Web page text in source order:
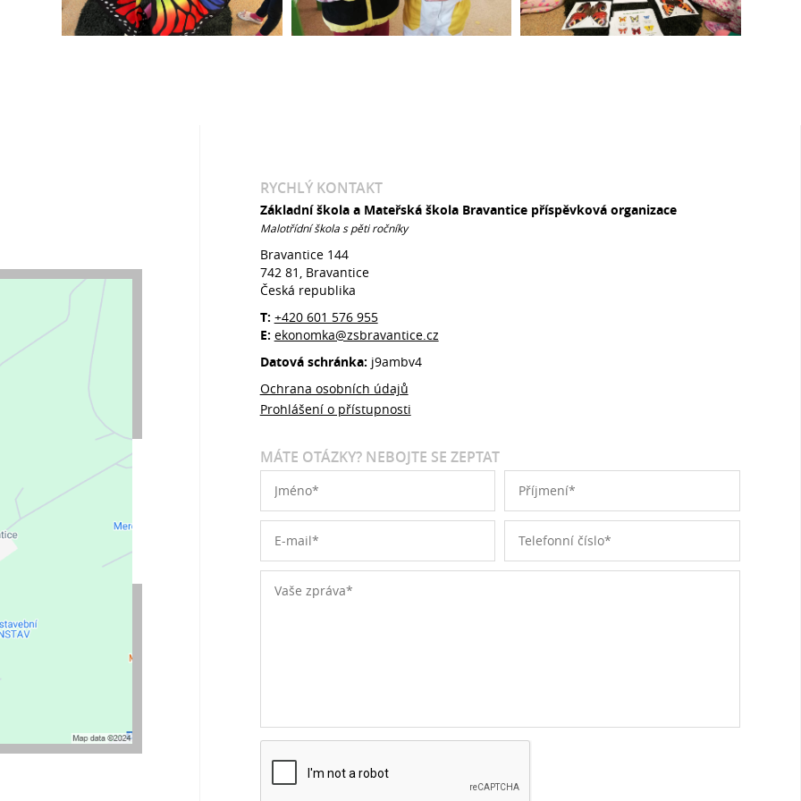
RYCHLÝ KONTAKT
Základní škola a Mateřská škola Bravantice příspěvková organizace
Malotřídní škola s pěti ročníky
Bravantice 144
742 81, Bravantice
Česká republika
T: +420 601 576 955
E: ekonomka@zsbravantice.cz
Datová schránka: j9ambv4
Ochrana osobních údajů
Prohlášení o přístupnosti
MÁTE OTÁZKY? NEBOJTE SE ZEPTAT